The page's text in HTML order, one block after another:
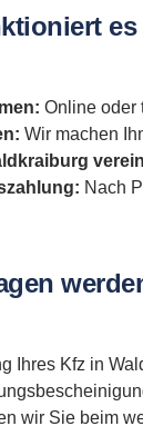
es
Online oder
Wir machen
Nach
Ihres Kfz in
wir Sie beim